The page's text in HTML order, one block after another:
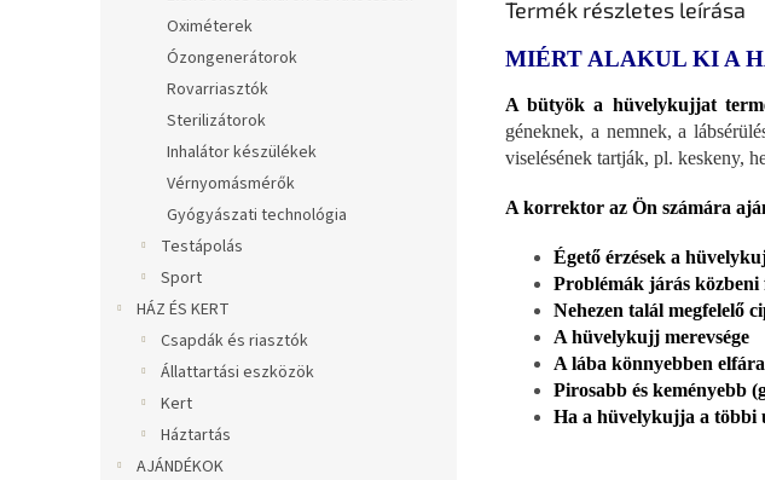
Oximéterek
Ózongenerátorok
Rovarriasztók
Sterilizátorok
Inhalátor készülékek
Vérnyomásmérők
Gyógyászati technológia
Testápolás
Sport
HÁZ ÉS KERT
Csapdák és riasztók
Állattartási eszközök
Kert
Háztartás
AJÁNDÉKOK
Termék részletes leírása
MIÉRT ALAKUL KI A
A bütyök a hüvelykujjat
géneknek, a nemnek, a
viselésének tartják, pl. keskeny,
A korrektor az Ön számára
Égető érzések a
Problémák járás közbeni
Nehezen talál megfelelő
A hüvelykujj merevsége
A lába könnyebben
Pirosabb és keményebb
Ha a hüvelykujja a többi